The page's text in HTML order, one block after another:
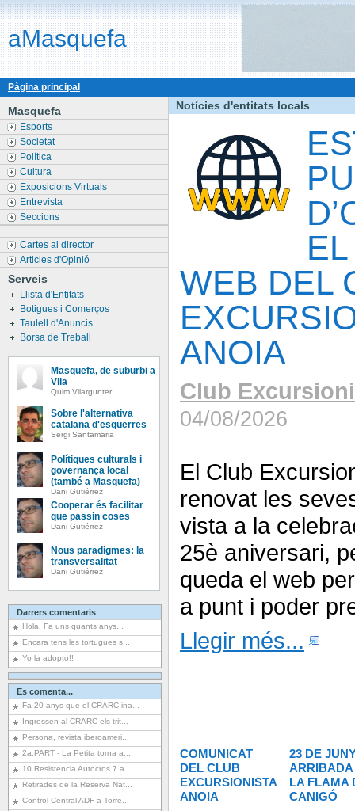
aMasquefa
Pàgina principal
Masquefa
Esports
Societat
Política
Cultura
Exposicions Virtuals
Entrevista
Seccions
Cartes al director
Articles d'Opinió
Serveis
Llista d'Entitats
Botigues i Comerços
Taulell d'Anuncis
Borsa de Treball
Masquefa, de suburbi a
Vila
Quim Vilargunter
Sobre l'alternativa
catalana d'esquerres
Sergi Santamaria
Polítiques culturals i
governança local
(també a Masquefa)
Dani Gutiérrez
Cooperar és facilitar
que passin coses
Dani Gutiérrez
Nous paradigmes: la
transversalitat
Dani Gutiérrez
Darrers comentaris
Hola, Fa uns quants anys...
Encara tens les tortugues s...
Yo la adopto!!
Es comenta...
Fa 20 anys que el CRARC ina...
Ingressen al CRARC els trit...
Persona, revista iberoameri...
2a.PART - La Petita torna a...
10 Resistencia Autocros 7 a...
Retirades de la Reserva Nat...
Control Central ADF a Torre...
Notícies d'entitats locals
WEB DEL
ANOIA
Club
04/08/2026
El Club
renovat les
vista a la
25è aniversari,
queda el web
a punt i poder
Llegir més...
COMUNICAT
DEL CLUB
EXCURSIONISTA
ANOIA
23 DE
ARRIBADA
LA FLAMA
CANIGÓ